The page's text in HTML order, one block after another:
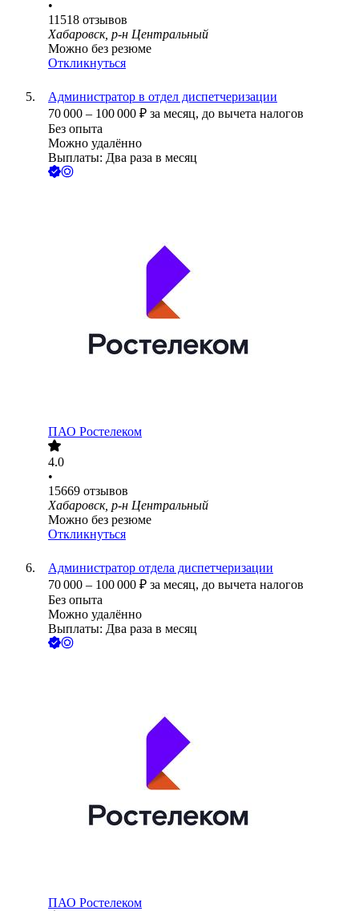
•
11518 отзывов
Хабаровск, р-н Центральный
Можно без резюме
Откликнуться
Администратор в отдел диспетчеризации
70 000 – 100 000 ₽ за месяц, до вычета налогов
Без опыта
Можно удалённо
Выплаты: Два раза в месяц
ПАО Ростелеком
4.0
•
15669 отзывов
Хабаровск, р-н Центральный
Можно без резюме
Откликнуться
Администратор отдела диспетчеризации
70 000 – 100 000 ₽ за месяц, до вычета налогов
Без опыта
Можно удалённо
Выплаты: Два раза в месяц
ПАО Ростелеком